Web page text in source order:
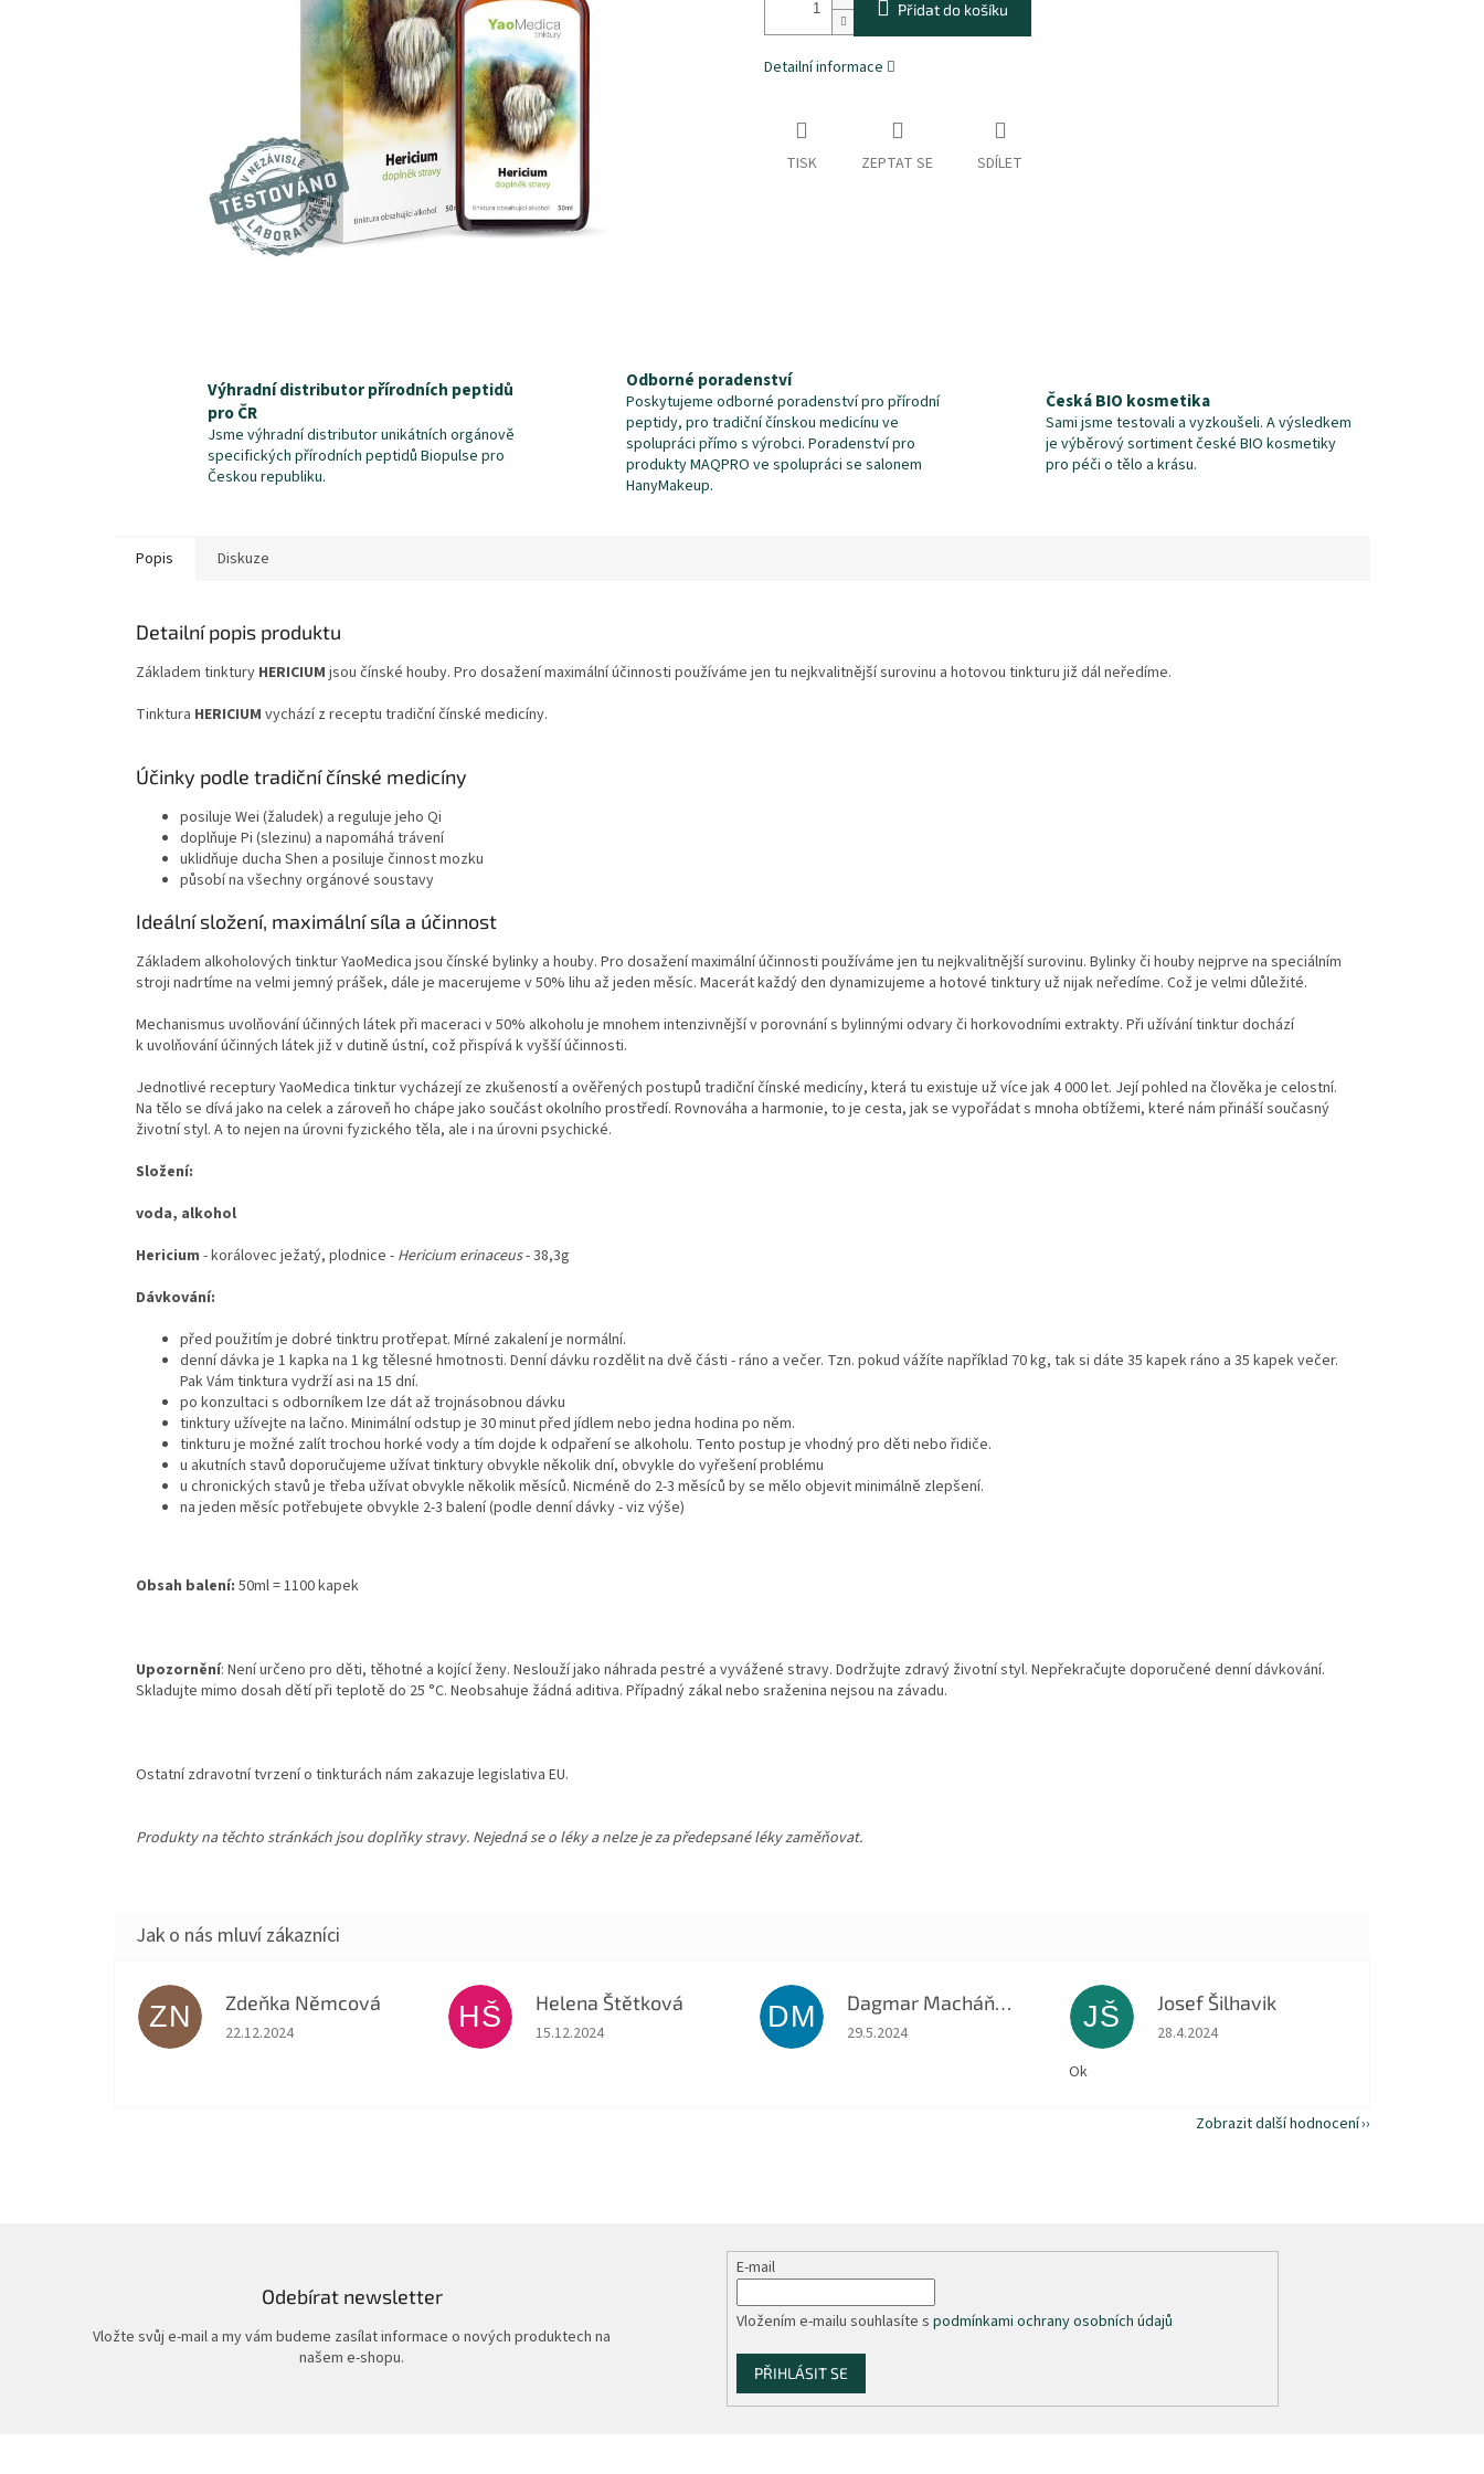
Přidat do košíku
Detailní informace
TISK ZEPTAT SE SDÍLET
Výhradní distributor přírodních peptidů
pro ČR
Jsme výhradní distributor unikátních orgánově
specifických přírodních peptidů Biopulse pro
Českou republiku.
Odborné poradenství
Poskytujeme odborné poradenství pro přírodní
peptidy, pro tradiční čínskou medicínu ve
spolupráci přímo s výrobci. Poradenství pro
produkty MAQPRO ve spolupráci se salonem
HanyMakeup.
Česká BIO kosmetika
Sami jsme testovali a vyzkoušeli. A výsledkem
je výběrový sortiment české BIO kosmetiky
pro péči o tělo a krásu.
Popis Diskuze
Detailní popis produktu
Základem tinktury HERICIUM jsou čínské houby. Pro dosažení maximální účinnosti používáme jen tu nejkvalitnější surovinu a hotovou tinkturu již dál neředíme.
Tinktura HERICIUM vychází z receptu tradiční čínské medicíny.
Účinky podle tradiční čínské medicíny
posiluje Wei (žaludek) a reguluje jeho Qi
doplňuje Pi (slezinu) a napomáhá trávení
uklidňuje ducha Shen a posiluje činnost mozku
působí na všechny orgánové soustavy
Ideální složení, maximální síla a účinnost
Základem alkoholových tinktur YaoMedica jsou čínské bylinky a houby. Pro dosažení maximální účinnosti používáme jen tu nejkvalitnější surovinu. Bylinky či houby nejprve na speciálním
stroji nadrtíme na velmi jemný prášek, dále je macerujeme v 50% lihu až jeden měsíc. Macerát každý den dynamizujeme a hotové tinktury už nijak neředíme. Což je velmi důležité.
Mechanismus uvolňování účinných látek při maceraci v 50% alkoholu je mnohem intenzivnější v porovnání s bylinnými odvary či horkovodními extrakty. Při užívání tinktur dochází
k uvolňování účinných látek již v dutině ústní, což přispívá k vyšší účinnosti.
Jednotlivé receptury YaoMedica tinktur vycházejí ze zkušeností a ověřených postupů tradiční čínské medicíny, která tu existuje už více jak 4 000 let. Její pohled na člověka je celostní.
Na tělo se dívá jako na celek a zároveň ho chápe jako součást okolního prostředí. Rovnováha a harmonie, to je cesta, jak se vypořádat s mnoha obtížemi, které nám přináší současný
životní styl. A to nejen na úrovni fyzického těla, ale i na úrovni psychické.
Složení:
voda, alkohol
Hericium - korálovec ježatý, plodnice - Hericium erinaceus- 38,3g
Dávkování:
před použitím je dobré tinktru protřepat. Mírné zakalení je normální.
denní dávka je 1 kapka na 1 kg tělesné hmotnosti. Denní dávku rozdělit na dvě části - ráno a večer. Tzn. pokud vážíte například 70 kg, tak si dáte 35 kapek ráno a 35 kapek večer.
Pak Vám tinktura vydrží asi na 15 dní.
po konzultaci s odborníkem lze dát až trojnásobnou dávku
tinktury užívejte na lačno. Minimální odstup je 30 minut před jídlem nebo jedna hodina po něm.
tinkturu je možné zalít trochou horké vody a tím dojde k odpaření se alkoholu. Tento postup je vhodný pro děti nebo řidiče.
u akutních stavů doporučujeme užívat tinktury obvykle několik dní, obvykle do vyřešení problému
u chronických stavů je třeba užívat obvykle několik měsíců. Nicméně do 2-3 měsíců by se mělo objevit minimálně zlepšení.
na jeden měsíc potřebujete obvykle 2-3 balení (podle denní dávky - viz výše)
Obsah balení: 50ml = 1100 kapek
Upozornění: Není určeno pro děti, těhotné a kojící ženy. Neslouží jako náhrada pestré a vyvážené stravy. Dodržujte zdravý životní styl. Nepřekračujte doporučené denní dávkování.
Skladujte mimo dosah dětí při teplotě do 25 °C. Neobsahuje žádná aditiva. Případný zákal nebo sraženina nejsou na závadu.
Ostatní zdravotní tvrzení o tinkturách nám zakazuje legislativa EU.
Produkty na těchto stránkách jsou doplňky stravy. Nejedná se o léky a nelze je za předepsané léky zaměňovat.
ZN Zdeňka Němcová
Hodnocení obchodu je 5 z 5 hvězdiček.
22.12.2024 HŠ Helena Štětková
Hodnocení obchodu je 5 z 5 hvězdiček.
15.12.2024 DM Dagmar Macháňová
Hodnocení obchodu je 5 z 5 hvězdiček.
29.5.2024 JŠ Josef Šilhavik
Hodnocení obchodu je 5 z 5 hvězdiček.
28.4.2024
Ok
Zobrazit další hodnocení
Odebírat newsletter
Vložte svůj e-mail a my vám budeme zasílat informace o nových produktech na
našem e-shopu.
E-mail
Vložením e-mailu souhlasíte spodmínkami ochrany osobních údajů
PŘIHLÁSIT SE